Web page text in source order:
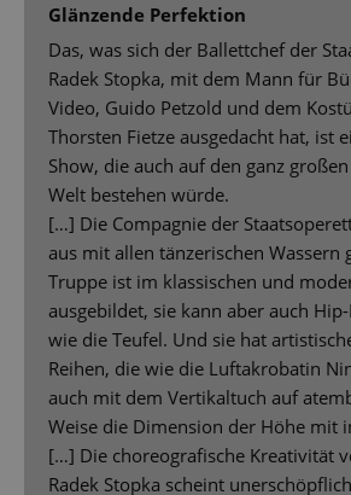
Glänzende Perfektion
Das, was sich der Ballettchef der
Radek Stopka, mit dem Mann für
Video, Guido Petzold und dem
Thorsten Fietze ausgedacht hat, ist
Show, die auch auf den ganz
Welt bestehen würde.
[…] Die Compagnie der
aus mit allen tänzerischen Wassern
Truppe ist im klassischen und
ausgebildet, sie kann aber auch
wie die Teufel. Und sie hat
Reihen, die wie die Luftakrobatin
auch mit dem Vertikaltuch auf
Weise die Dimension der Höhe mit
[…] Die choreografische Kreativität
Radek Stopka scheint